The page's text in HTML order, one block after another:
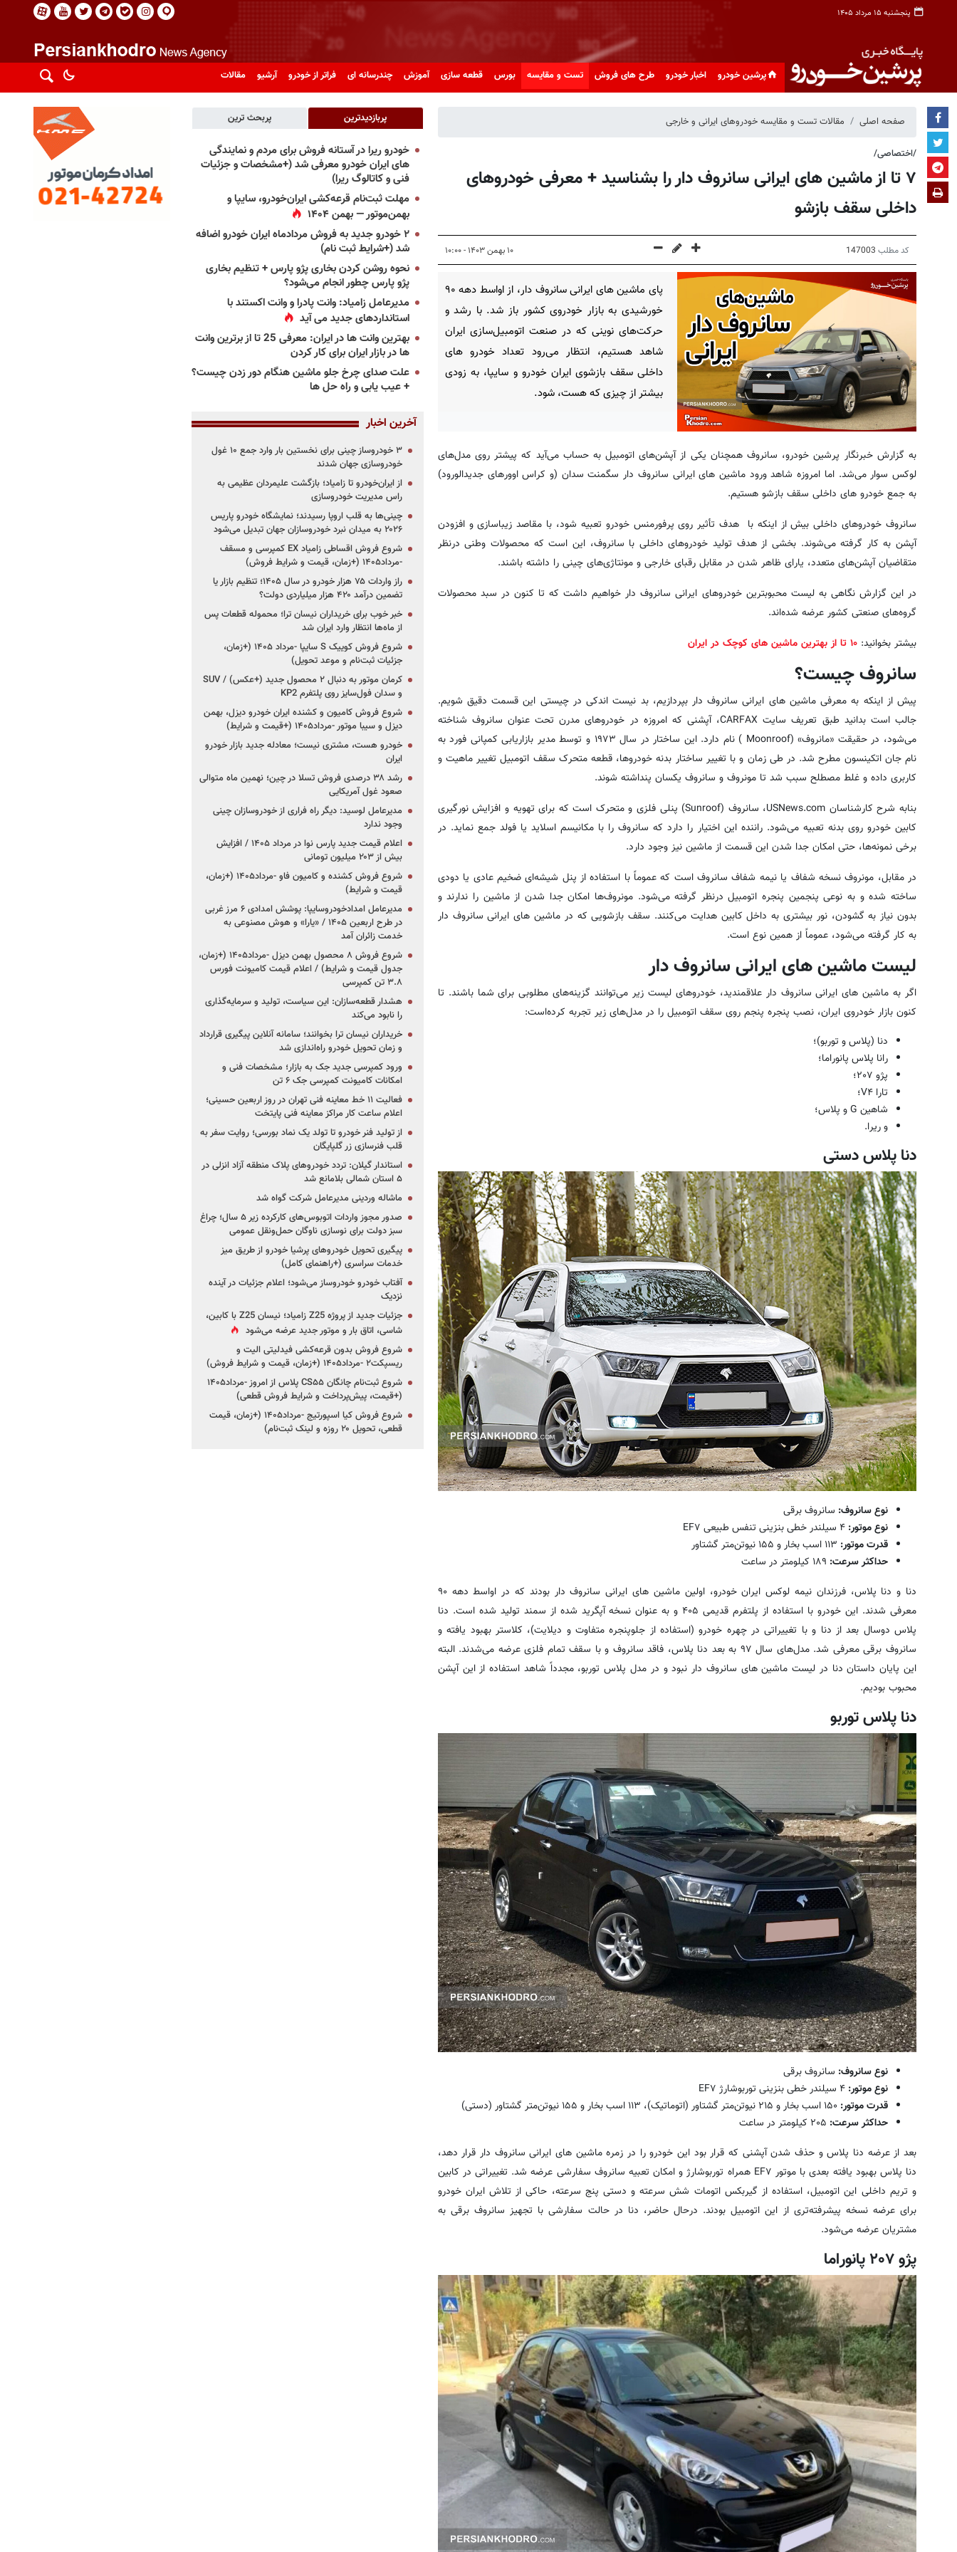
پنجشنبه ۱۵ مرداد ۱۴۰۵
پرشین خودرو اخبار خودرو طرح های فروش تست و مقایسه بورس قطعه سازی آموزش چندرسانه ای فراتر از خودرو آرشیو مقالات
صفحه اصلی مقالات تست و مقایسه خودروهای ایرانی و خارجی
/اختصاصی/
۷ تا از ماشین های ایرانی سانروف دار را بشناسید + معرفی خودروهای
داخلی سقف بازشو
کد مطلب 147003 ۱۰ بهمن ۱۴۰۳ - ۱۰:۰۰
پای ماشین های ایرانی سانروف دار، از اواسط دهه ۹۰
خورشیدی به بازار خودروی کشور باز شد. با رشد و
حرکت‌های نوینی که در صنعت اتومبیل‌سازی ایران
شاهد هستیم، انتظار می‌رود تعداد خودرو های
داخلی سقف بازشوی ایران خودرو و سایپا، به زودی
بیشتر از چیزی که هست، شود.
به گزارش خبرنگار پرشین خودرو، سانروف همچنان یکی از آپشن‌های اتومبیل به حساب می‌آید که پیشتر روی مدل‌های
لوکس سوار می‌شد. اما امروزه شاهد ورود ماشین های ایرانی سانروف دار سگمنت سدان (و کراس اوورهای جدیدالورود)
به جمع خودرو های داخلی سقف بازشو هستیم.
سانروف خودروهای داخلی بیش از اینکه با هدف تأثیر روی پرفورمنس خودرو تعبیه شود، با مقاصد زیباسازی و افزودن
آپشن به کار گرفته‌ می‌شوند. بخشی از هدف تولید خودروهای داخلی با سانروف، این است که محصولات وطنی درنظر
متقاضیان آپشن‌های متعدد، یارای ظاهر شدن در مقابل رقبای خارجی و مونتاژی‌های چینی را داشته باشند.
در این گزارش نگاهی به لیست محبوبترین خودروهای ایرانی سانروف دار خواهیم داشت که تا کنون در سبد محصولات
گروه‌های صنعتی کشور عرضه شده‌اند.
بیشتر بخوانید: ۱۰ تا از بهترین ماشین های کوچک در ایران
سانروف چیست؟
پیش از اینکه به معرفی ماشین های ایرانی سانروف دار بپردازیم، بد نیست اندکی در چیستی این قسمت دقیق شویم.
جالب است بدانید طبق تعریف سایت CARFAX، آپشنی که امروزه در خودروهای مدرن تحت عنوان سانروف شناخته
می‌شود، در حقیقت «مانروف» (Moonroof ) نام دارد. این ساختار در سال ۱۹۷۳ و توسط مدیر بازاریابی کمپانی فورد به
نام جان اتکینسون مطرح شد. در طی زمان و با تغییر ساختار بدنه خودروها، قطعه متحرک سقف اتومبیل تغییر ماهیت و
کاربری داده و غلط مصطلح سبب شد تا مونروف و سانروف یکسان پنداشته شوند.
بنابه شرح کارشناسان USNews.com، سانروف (Sunroof) پنلی فلزی و متحرک است که برای تهویه و افزایش نورگیری
کابین خودرو روی بدنه تعبیه می‌شود. راننده این اختیار را دارد که سانروف را با مکانیسم اسلاید یا فولد جمع نماید. در
برخی نمونه‌ها، حتی امکان جدا شدن این قسمت از ماشین نیز وجود دارد.
در مقابل، مونروف نسخه شفاف یا نیمه شفاف سانروف است که عموماً با استفاده از پنل شیشه‌ای ضخیم عادی یا دودی
ساخته شده و به نوعی پنجمین پنجره اتومبیل درنظر گرفته می‌شود. مونروف‌ها امکان جدا شدن از ماشین را ندارند و
بدون نیاز به گشودن، نور بیشتری به داخل کابین هدایت می‌کنند. سقف بازشویی که در ماشین های ایرانی سانروف دار
به کار گرفته می‌شود، عموماً از همین نوع است.
لیست ماشین های ایرانی سانروف دار
اگر به ماشین های ایرانی سانروف دار علاقمندید، خودروهای لیست زیر می‌توانند گزینه‌های مطلوبی برای شما باشند. تا
کنون بازار خودروی ایران، نصب پنجره پنجم روی سقف اتومبیل را در مدل‌های زیر تجربه کرده‌است:
دنا (پلاس و توربو)؛
رانا پلاس پانوراما؛
پژو ۲۰۷؛
تارا V۴؛
شاهین G و پلاس؛
و ریرا.
دنا پلاس دستی
نوع سانروف: سانروف برقی
نوع موتور:
قدرت موتور:
حداکثر سرعت:
دنا و دنا پلاس، فرزندان نیمه لوکس ایران خودرو، اولین ماشین های ایرانی سانروف دار بودند که در اواسط دهه ۹۰
معرفی شدند. این خودرو با استفاده از پلتفرم قدیمی ۴۰۵ و به عنوان نسخه‌ آپگرید شده از سمند تولید شده است. دنا
پلاس دوسال بعد از دنا و با تغییراتی در چهره خودرو (استفاده از جلوپنجره متفاوت و دیلایت)، کلاستر بهبود یافته و
سانروف برقی معرفی شد. مدل‌های سال ۹۷ به بعد دنا پلاس، فاقد سانروف و با سقف تمام فلزی عرضه می‌شدند. البته
این پایان داستان دنا در لیست ماشین های سانروف دار نبود و در مدل پلاس توربو، مجدداً شاهد استفاده از این آپشن
محبوب بودیم.
دنا پلاس توربو
نوع سانروف: سانروف برقی
نوع موتور:
قدرت موتور:
حداکثر سرعت:
بعد از عرضه دنا پلاس و حذف شدن آپشنی که قرار بود این خودرو را در زمره ماشین های ایرانی سانروف دار قرار دهد،
دنا پلاس بهبود یافته بعدی با موتور EF۷ همراه توربوشارژ و امکان تعبیه سانروف سفارشی عرضه شد. تغییراتی در کابین
و تریم داخلی این اتومبیل، استفاده از گیربکس اتومات شش سرعته و دستی پنج سرعته، حاکی از تلاش ایران خودرو
برای عرضه نسخه پیشرفته‌تری از این اتومبیل بودند. درحال حاضر، دنا در حالت سفارشی با تجهیز سانروف برقی به
مشتریان عرضه می‌شود.
پژو ۲۰۷ پانوراما
پربازدیدترین پربحث ترین
خودرو ریرا در آستانه فروش برای مردم و نمایندگی
های ایران خودرو معرفی شد (+مشخصات و جزئیات
فنی و کاتالوگ ریرا)
مهلت ثبت‌نام قرعه‌کشی ایران‌خودرو، سایپا و
بهمن‌موتور — بهمن ۱۴۰۴
۲ خودرو جدید به فروش مردادماه ایران خودرو اضافه
شد (+شرایط ثبت نام)
نحوه روشن کردن بخاری پژو پارس + تنظیم بخاری
پژو پارس چطور انجام می‌شود؟
مدیرعامل زامیاد: وانت پادرا و وانت اکستند با
استانداردهای جدید می آید
بهترین وانت ها در ایران: معرفی 25 تا از برترین وانت
ها در بازار ایران برای کار کردن
علت صدای چرخ جلو ماشین هنگام دور زدن چیست؟
+ عیب یابی و راه حل ها
آخرین اخبار
۳ خودروساز چینی برای نخستین بار وارد جمع ۱۰ غول
خودروسازی جهان شدند
از ایران‌خودرو تا زامیاد؛ بازگشت علیمردان عظیمی به
راس مدیریت خودروسازی
چینی‌ها به قلب اروپا رسیدند؛ نمایشگاه خودرو پاریس
۲۰۲۶ به میدان نبرد خودروسازان جهان تبدیل می‌شود
شروع فروش اقساطی زامیاد EX کمپرسی و مسقف
-مرداد۱۴۰۵ (+زمان، قیمت و شرایط فروش)
راز واردات ۷۵ هزار خودرو در سال ۱۴۰۵؛ تنظیم بازار یا
تضمین درآمد ۴۲۰ هزار میلیاردی دولت؟
خبر خوب برای خریداران نیسان ترا؛ محموله قطعات پس
از ماه‌ها انتظار وارد ایران شد
شروع فروش کوییک S سایپا -مرداد ۱۴۰۵ (+زمان،
جزئیات ثبت‌نام و موعد تحویل)
کرمان موتور به دنبال ۲ محصول جدید (+عکس) / SUV
و سدان فول‌سایز روی پلتفرم KP2
شروع فروش کامیون و کشنده ایران خودرو دیزل، بهمن
دیزل و سیبا موتور -مرداد۱۴۰۵ (+قیمت و شرایط)
خودرو هست، مشتری نیست؛ معادله جدید بازار خودرو
ایران
رشد ۳۸ درصدی فروش تسلا در چین؛ نهمین ماه متوالی
صعود غول آمریکایی
مدیرعامل لوسید: دیگر راه فراری از خودروسازان چینی
وجود ندارد
اعلام قیمت جدید پارس نوا در مرداد ۱۴۰۵ / افزایش
بیش از ۲۰۳ میلیون تومانی
شروع فروش کشنده و کامیون فاو -مرداد۱۴۰۵ (+زمان،
قیمت و شرایط)
مدیرعامل امدادخودروسایپا: پوشش امدادی ۶ مرز غربی
در طرح اربعین ۱۴۰۵ / «یارا» و هوش مصنوعی به
خدمت زائران آمد
شروع فروش ۸ محصول بهمن دیزل -مرداد۱۴۰۵ (+زمان،
جدول قیمت و شرایط) / اعلام قیمت کامیونت فورس
۳.۸ تن کمپرسی
هشدار قطعه‌سازان: این سیاست، تولید و سرمایه‌گذاری
را نابود می‌کند
خریداران نیسان ترا بخوانند؛ سامانه آنلاین پیگیری قرارداد
و زمان تحویل خودرو راه‌اندازی شد
ورود کمپرسی جدید جک به بازار؛ مشخصات فنی و
امکانات کامیونت کمپرسی جک ۶ تن
فعالیت ۱۱ خط معاینه فنی تهران در روز اربعین حسینی؛
اعلام ساعت کار مراکز معاینه فنی پایتخت
از تولید فنر خودرو تا تولد یک نماد بورسی؛ روایت سفر به
قلب فنرسازی زر گلپایگان
استاندار گیلان: تردد خودروهای پلاک منطقه آزاد انزلی در
۵ استان شمالی بلامانع شد
ماشاله وردینی مدیرعامل شرکت گواه شد
صدور مجوز واردات اتوبوس‌های کارکرده زیر ۵ سال؛ چراغ
سبز دولت برای نوسازی ناوگان حمل‌ونقل عمومی
پیگیری تحویل خودروهای پرشیا خودرو از طریق میز
خدمات سراسری (+راهنمای کامل)
آفتاب خودرو خودروساز می‌شود؛ اعلام جزئیات در آینده
نزدیک
جزئیات جدید از پروژه Z25 زامیاد؛ نیسان Z25 با کابین،
شاسی، اتاق بار و موتور جدید عرضه می‌شود
شروع فروش بدون قرعه‌کشی فیدلیتی الیت و
ریسپکت۲ -مرداد۱۴۰۵ (+زمان، قیمت و شرایط فروش)
شروع ثبت‌نام چانگان CS۵۵ پلاس از امروز -مرداد۱۴۰۵
(+قیمت، پیش‌پرداخت و شرایط فروش قطعی)
شروع فروش کیا اسپورتیج -مرداد۱۴۰۵ (+زمان، قیمت
قطعی، تحویل ۲۰ روزه و لینک ثبت‌نام)